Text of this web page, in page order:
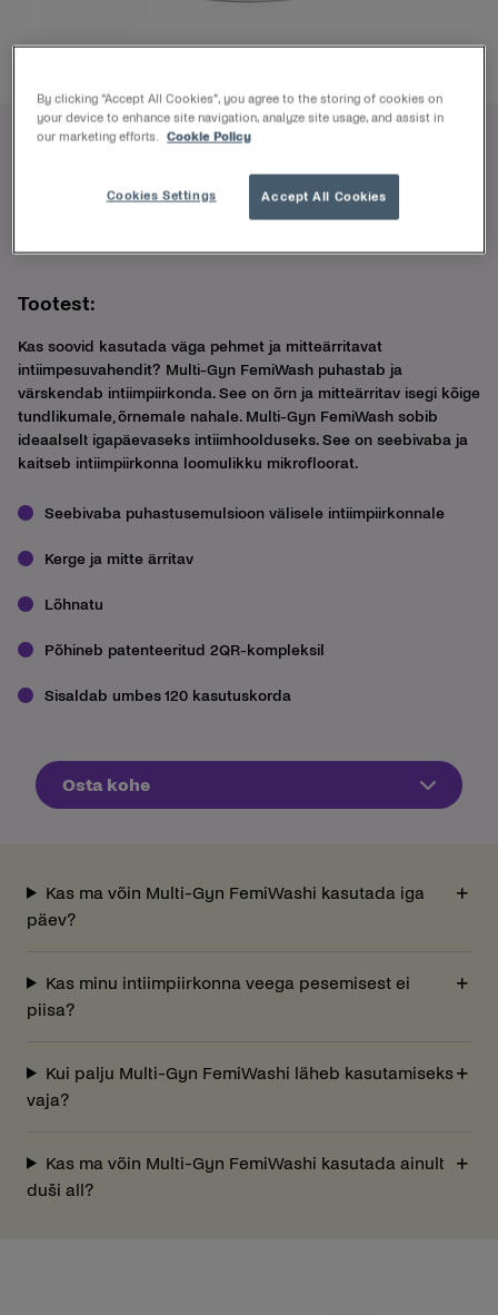
Tootest:
Kas soovid kasutada väga pehmet ja mitteärritavat
intiimpesuvahendit? Multi-Gyn FemiWash puhastab ja
värskendab intiimpiirkonda. See on õrn ja mitteärritav isegi kõige
tundlikumale, õrnemale nahale. Multi-Gyn FemiWash sobib
ideaalselt igapäevaseks intiimhoolduseks. See on seebivaba ja
kaitseb intiimpiirkonna loomulikku mikrofloorat.
Seebivaba puhastusemulsioon välisele intiimpiirkonnale
Kerge ja mitte ärritav
Lõhnatu
Põhineb patenteeritud 2QR-kompleksil
Sisaldab umbes 120 kasutuskorda
Osta kohe
Kas ma võin Multi-Gyn FemiWashi kasutada iga
päev?
Kas minu intiimpiirkonna veega pesemisest ei
piisa?
Kui palju Multi-Gyn FemiWashi läheb kasutamiseks
vaja?
Kas ma võin Multi-Gyn FemiWashi kasutada ainult
duši all?
By clicking “Accept All Cookies”, you agree to the storing of cookies on
your device to enhance site navigation, analyze site usage, and assist in
our marketing efforts.
Cookie Policy
Accept All Cookies
Cookies Settings